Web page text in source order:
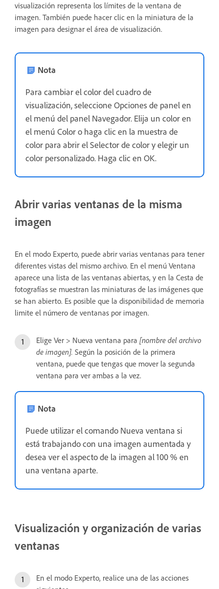
visualización representa los límites de la ventana de
imagen. También puede hacer clic en la miniatura de la
imagen para designar el área de visualización.
Nota
Para cambiar el color del cuadro de
visualización, seleccione Opciones de panel en
el menú del panel Navegador. Elija un color en
el menú Color o haga clic en la muestra de
color para abrir el Selector de color y elegir un
color personalizado. Haga clic en OK.
Abrir varias ventanas de la misma
imagen
En el modo Experto, puede abrir varias ventanas para tener
diferentes vistas del mismo archivo. En el menú Ventana
aparece una lista de las ventanas abiertas, y en la Cesta de
fotografías se muestran las miniaturas de las imágenes que
se han abierto. Es posible que la disponibilidad de memoria
limite el número de ventanas por imagen.
Elige Ver > Nueva ventana para [nombre del archivo
de imagen]. Según la posición de la primera
ventana, puede que tengas que mover la segunda
ventana para ver ambas a la vez.
Nota
Puede utilizar el comando Nueva ventana si
está trabajando con una imagen aumentada y
desea ver el aspecto de la imagen al 100 % en
una ventana aparte.
Visualización y organización de varias
ventanas
En el modo Experto, realice una de las acciones